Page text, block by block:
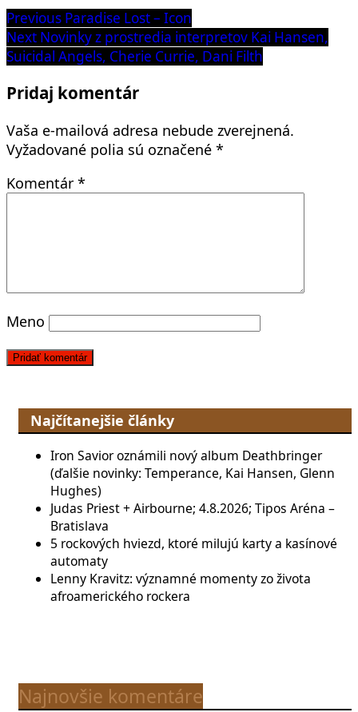
Navigácia
v
článku
Previous Previous
post:
Paradise Lost – Icon
Next Next
post:
Novinky z prostredia interpretov Kai Hansen,
Suicidal Angels, Cherie Currie, Dani Filth
Pridaj komentár
Vaša e-mailová adresa nebude zverejnená.
Vyžadované polia sú označené *
Komentár *
Meno
Najčítanejšie články
Iron Savior oznámili nový album Deathbringer
(ďalšie novinky: Temperance, Kai Hansen, Glenn
Hughes)
Judas Priest + Airbourne; 4.8.2026; Tipos Aréna –
Bratislava
5 rockových hviezd, ktoré milujú karty a kasínové
automaty
Lenny Kravitz: významné momenty zo života
afroamerického rockera
Najnovšie komentáre